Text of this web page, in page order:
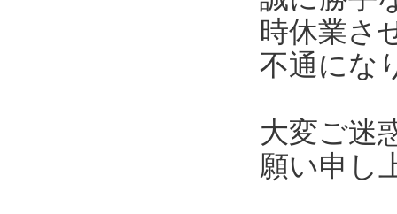
時休業さ
不通にな
大変ご迷
願い申し